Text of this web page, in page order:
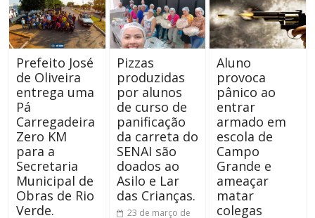
Prefeito José
de Oliveira
entrega uma
Pá
Carregadeira
Zero KM
para a
Secretaria
Municipal de
Obras de Rio
Verde.
Pizzas
produzidas
por alunos
de curso de
panificação
da carreta do
SENAI são
doados ao
Asilo e Lar
das Crianças.
23 de março de
Aluno
provoca
pânico ao
entrar
armado em
escola de
Campo
Grande e
ameaçar
matar
colegas